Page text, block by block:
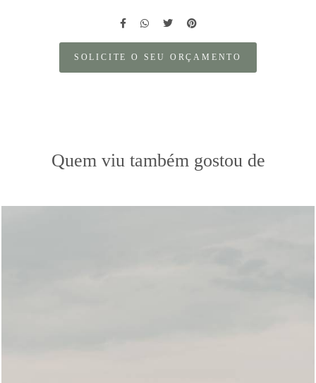
SOLICITE O SEU ORÇAMENTO
Quem viu também gostou de